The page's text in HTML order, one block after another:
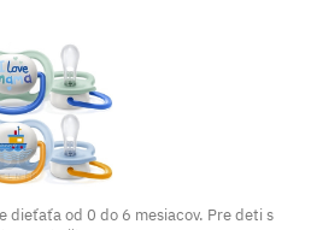
dieťaťa od 0 do 6 mesiacov. Pre deti s